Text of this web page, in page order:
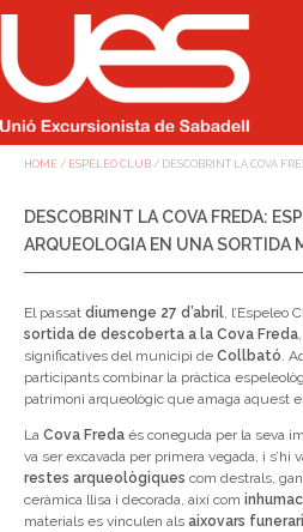
HOME / ESPELEO CLUB / DESCOBRINT LA COVA
DESCOBRINT LA COVA FREDA:
ARQUEOLOGIA EN UNA SORTIDA
El passat diumenge 27 d’abril, l’Espeleo
sortida de descoberta a la Cova Freda
significatives del municipi de Collbató.
participants combinar la pràctica
patrimoni arqueològic que amaga aquest
La Cova Freda és coneguda per la seva
va ser excavada per primera vegada, i s’hi
restes arqueològiques com destrals,
ceràmica llisa i decorada, així com
materials es vinculen als aixovars